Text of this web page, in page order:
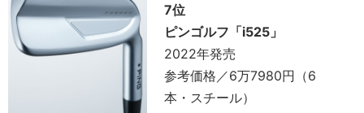
7位
ピンゴルフ「i525」
2022年発売
参考価格／6万7980円（6
本・スチール）